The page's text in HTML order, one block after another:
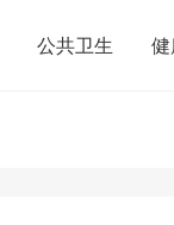
公共卫生